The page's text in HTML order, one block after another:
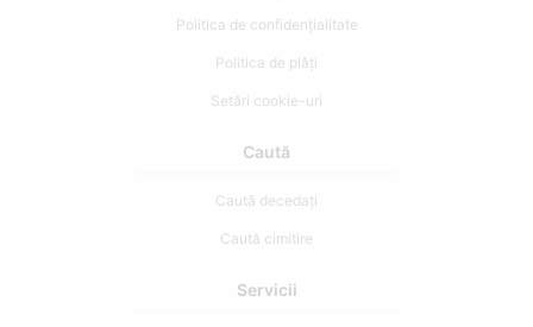
Politica de confidențialitate
Politica de plăți
Setări cookie-uri
Caută
Caută decedați
Caută cimitire
Servicii